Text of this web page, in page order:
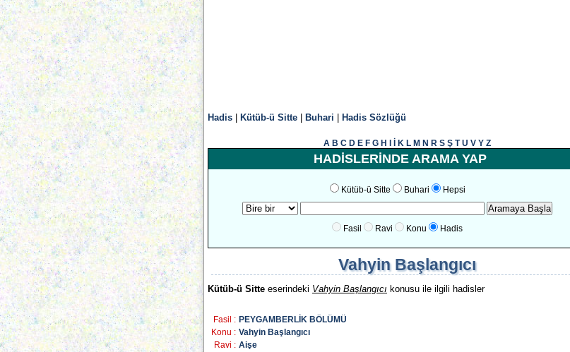
Hadis Kütüb-ü Sitte Buhari Hadis Sözlüğü
A B C D E F G H K L M N R S Ş T U V Y Z
HADİSLERİNDE ARAMA YAP
Kütüb-ü Sitte Buhari Hepsi
Fasil Ravi Konu Hadis
Vahyin Başlangıcı
Kütüb-ü Sitte eserindeki Vahyin Başlangıcı konusu ile ilgili hadisler
Fasil : PEYGAMBERLİK BÖLÜMÜ
Konu : Vahyin Başlangıcı
Ravi : Aişe